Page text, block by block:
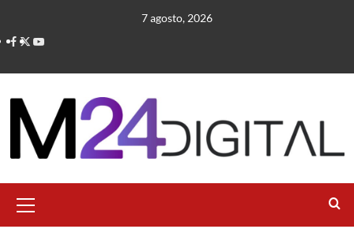
contenido
7 agosto, 2026
primario